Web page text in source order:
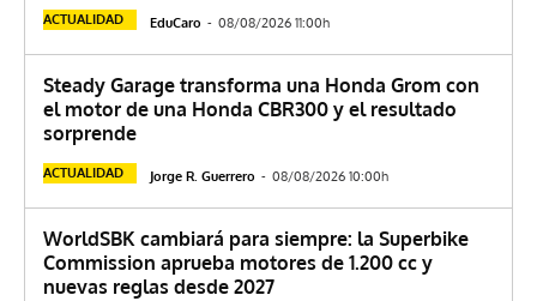
ACTUALIDAD EduCaro - 08/08/2026 11:00h
Steady Garage transforma una Honda Grom con
el motor de una Honda CBR300 y el resultado
sorprende
ACTUALIDAD Jorge R. Guerrero - 08/08/2026 10:00h
WorldSBK cambiará para siempre: la Superbike
Commission aprueba motores de 1.200 cc y
nuevas reglas desde 2027